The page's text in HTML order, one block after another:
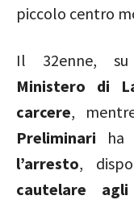
piccolo centro
Il 32enne,
Ministero di
carcere,
Preliminari ha
l’arresto,
cautelare